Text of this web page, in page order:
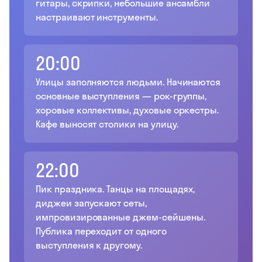
гитары, скрипки, небольшие ансамбли
настраивают инструменты.
20:00
Улицы заполняются людьми. Начинаются
основные выступления — рок-группы,
хоровые коллективы, духовые оркестры.
Кафе выносят столики на улицу.
22:00
Пик праздника. Танцы на площадях,
диджеи запускают сеты,
импровизированные джем-сейшены.
Публика переходит от одного
выступления к другому.